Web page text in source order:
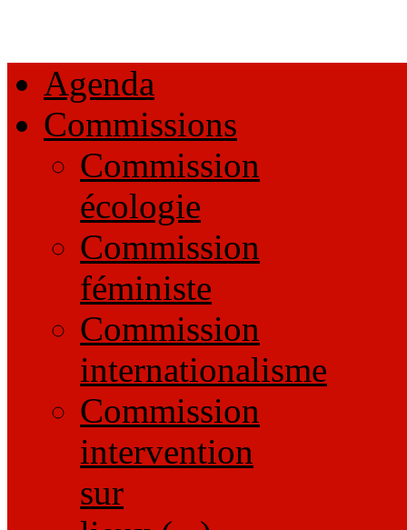
Agenda
Commissions
Commission
écologie
Commission
féministe
Commission
internationalisme
Commission
intervention
sur